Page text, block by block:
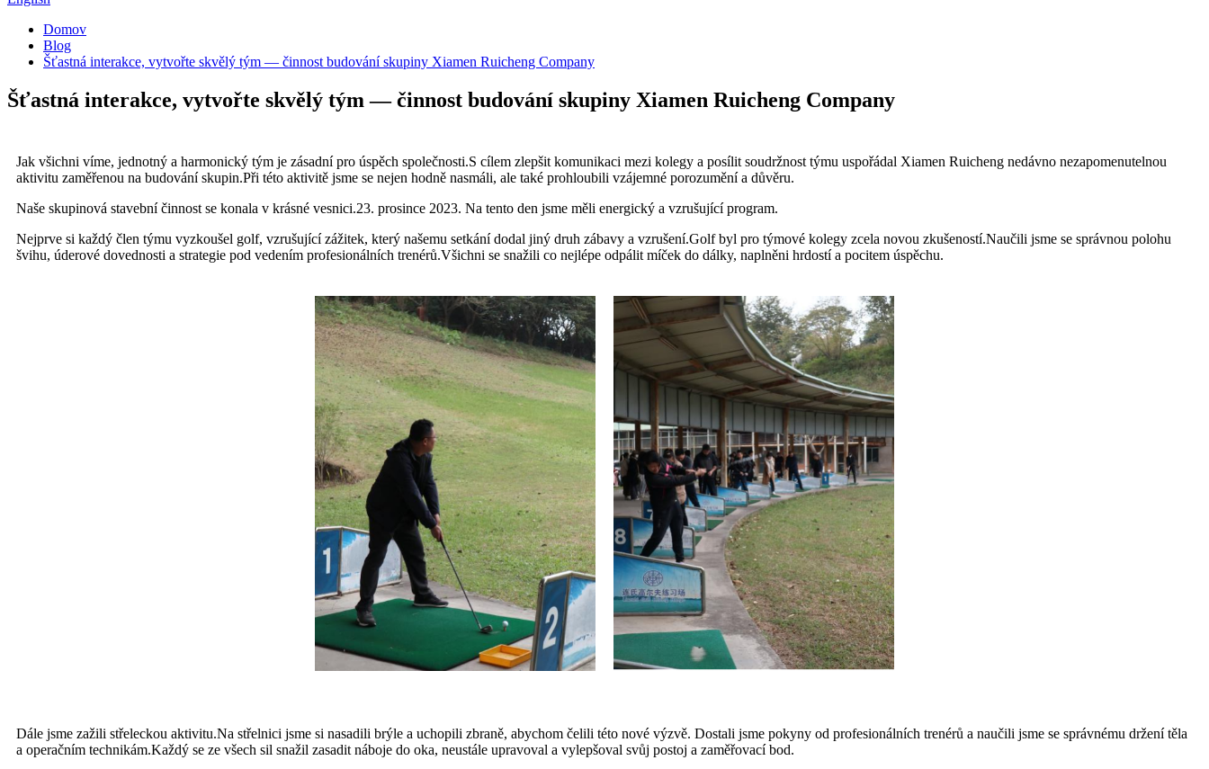
Domov
Blog
Šťastná interakce, vytvořte skvělý tým — činnost budování skupiny Xiamen Ruicheng Company
Šťastná interakce, vytvořte skvělý tým — činnost budování skupiny Xiamen Ruicheng Company
Jak všichni víme, jednotný a harmonický tým je zásadní pro úspěch společnosti.S cílem zlepšit komunikaci mezi kolegy a posílit soudržnost týmu uspořádal Xiamen Ruicheng nedávno nezapomenutelnou
aktivitu zaměřenou na budování skupin.Při této aktivitě jsme se nejen hodně nasmáli, ale také prohloubili vzájemné porozumění a důvěru.
Naše skupinová stavební činnost se konala v krásné vesnici.23. prosince 2023. Na tento den jsme měli energický a vzrušující program.
Nejprve si každý člen týmu vyzkoušel golf, vzrušující zážitek, který našemu setkání dodal jiný druh zábavy a vzrušení.Golf byl pro týmové kolegy zcela novou zkušeností.Naučili jsme se správnou polohu
švihu, úderové dovednosti a strategie pod vedením profesionálních trenérů.Všichni se snažili co nejlépe odpálit míček do dálky, naplněni hrdostí a pocitem úspěchu.
Dále jsme zažili střeleckou aktivitu.Na střelnici jsme si nasadili brýle a uchopili zbraně, abychom čelili této nové výzvě. Dostali jsme pokyny od profesionálních trenérů a naučili jsme se správnému držení těla
a operačním technikám.Každý se ze všech sil snažil zasadit náboje do oka, neustále upravoval a vylepšoval svůj postoj a zaměřovací bod.